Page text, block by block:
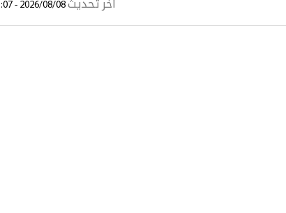
آخر تحديث 2026/08/08 - 11:07 AM